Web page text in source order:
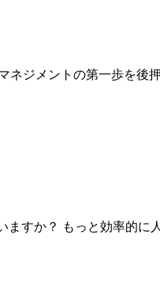
ネジメントの第一歩を後押
ますか？ もっと効率的に